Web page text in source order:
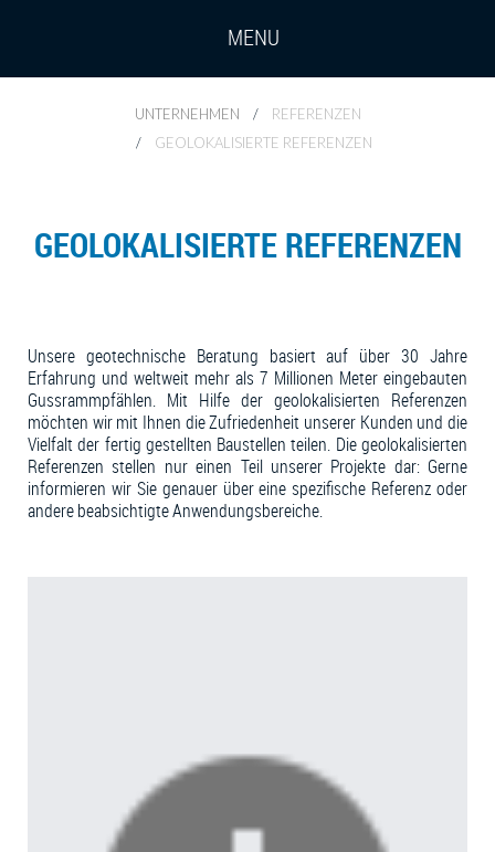
UNTERNEHMEN
REFERENZEN
GEOLOKALISIERTE REFERENZEN
GEOLOKALISIERTE REFERENZEN
Unsere geotechnische Beratung basiert auf über 30 Jahre
Erfahrung und weltweit mehr als 7 Millionen Meter eingebauten
Gussrammpfählen. Mit Hilfe der geolokalisierten Referenzen
möchten wir mit Ihnen die Zufriedenheit unserer Kunden und die
Vielfalt der fertig gestellten Baustellen teilen. Die geolokalisierten
Referenzen stellen nur einen Teil unserer Projekte dar: Gerne
informieren wir Sie genauer über eine spezifische Referenz oder
andere beabsichtigte Anwendungsbereiche.